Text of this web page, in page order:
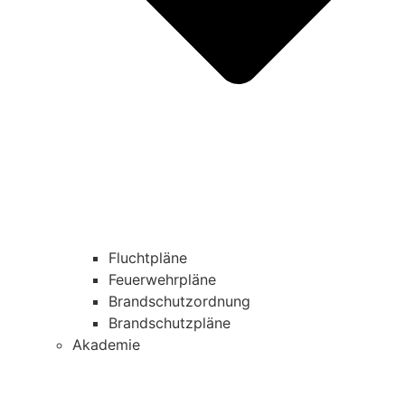
Fluchtpläne
Feuerwehrpläne
Brandschutzordnung
Brandschutzpläne
Akademie